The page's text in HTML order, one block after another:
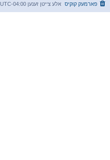
אלע צייטן זענען UTC-04:00 פארמעק קוקיס